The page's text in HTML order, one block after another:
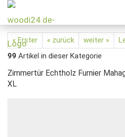
« Erster « zurück weiter »
99 Artikel in dieser Kategorie
Zimmertür Echtholz Furnier
XL